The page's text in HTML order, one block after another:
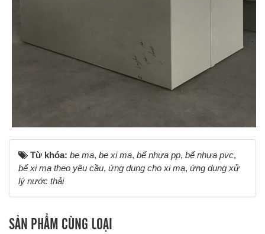
Từ khóa: be ma, be xi ma, bể nhựa pp, bể nhựa pvc,
bể xi mạ theo yêu cầu, ứng dụng cho xi mạ, ứng dụng xử
lý nước thải
SẢN PHẨM CÙNG LOẠI